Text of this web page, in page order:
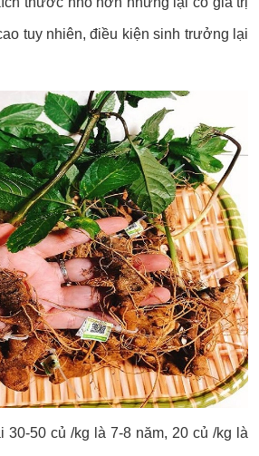
tuy nhiên, điều kiện sinh trưởng lại
30-50 củ /kg là 7-8 năm, 20 củ /kg là